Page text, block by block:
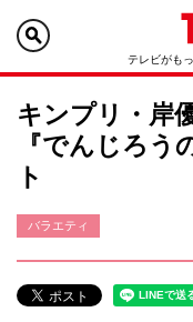
テレビがも
キンプリ・岸
『でんじろう
ト
バラエティ